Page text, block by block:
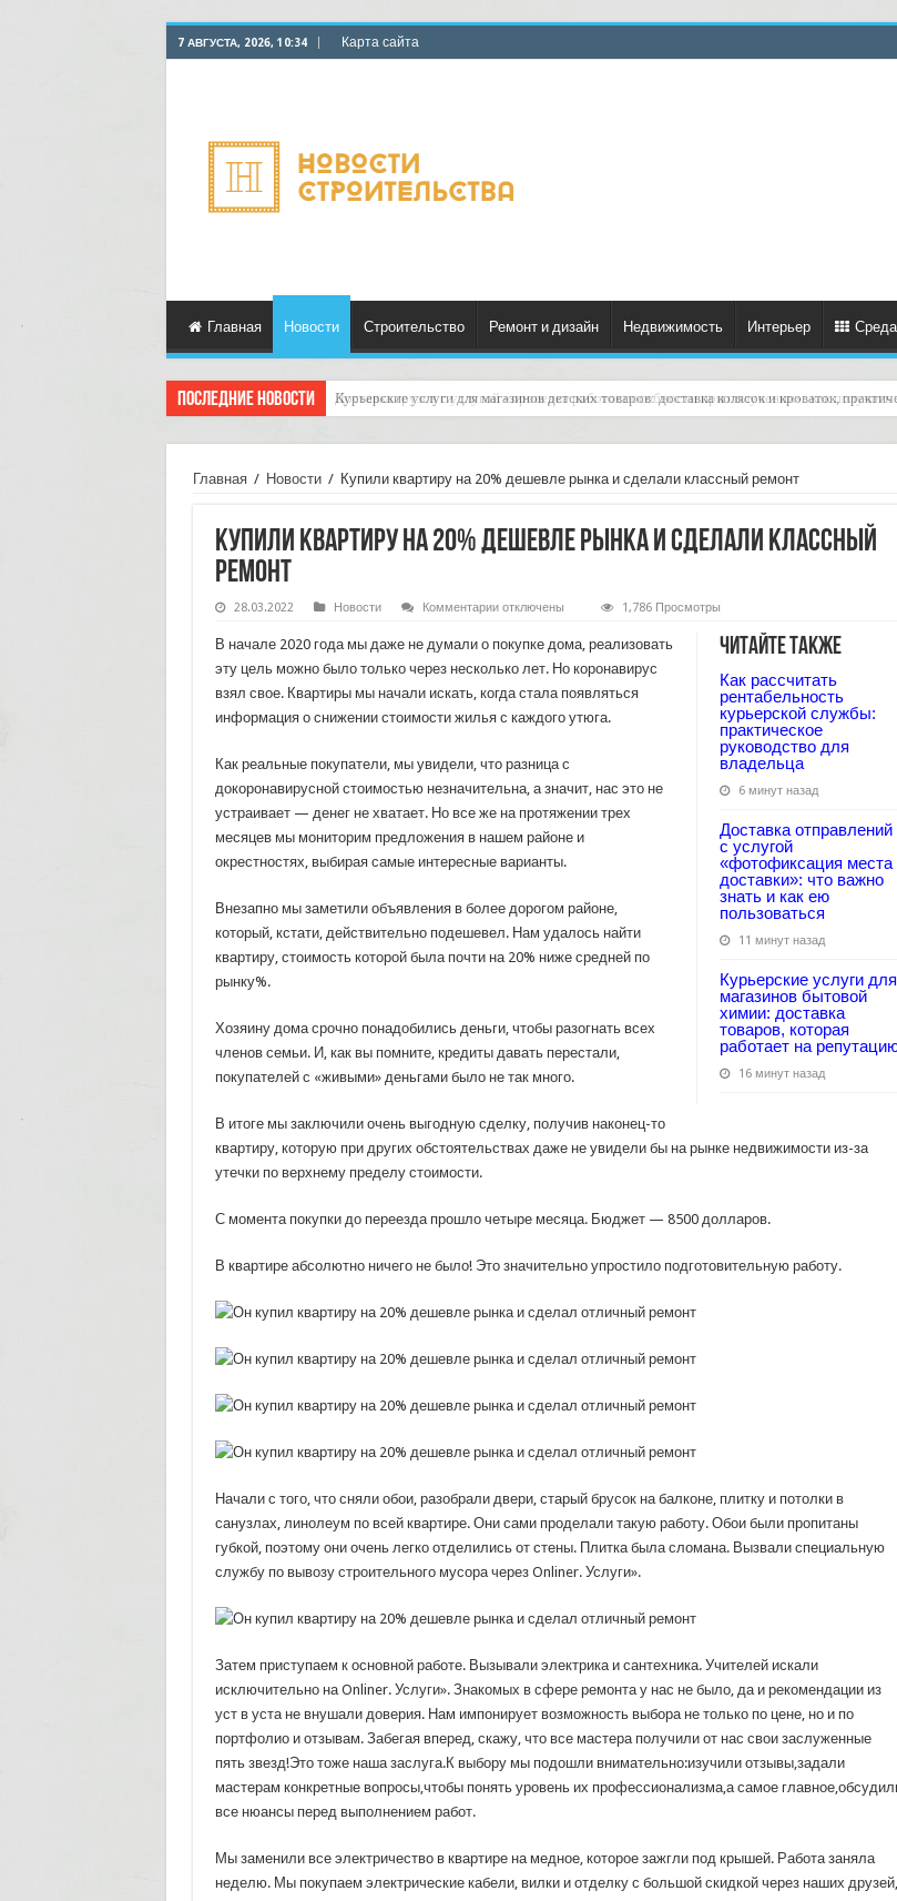
7 АВГУСТА, 2026, 10:34 Карта сайта
Главная Новости Строительство Ремонт и дизайн Недвижимость Интерьер Среда
Последние новости Курьерские услуги для магазинов детских товаров: доставка колясок и кроваток,
Главная / Новости / Купили квартиру на 20% дешевле рынка и сделали классный ремонт
Купили квартиру на 20% дешевле рынка и сделали классный
ремонт
28.03.2022 Новости Комментариик
квартиру
на
20%
дешевле
и
ремонт
отключены 1,786 Просмотры
Читайте также
Как рассчитать
рентабельность
курьерской службы:
практическое
руководство для
владельца
6 минут назад
Доставка отправлений
с услугой
«фотофиксация места
доставки»: что важно
знать и как ею
пользоваться
11 минут назад
Курьерские услуги для
магазинов бытовой
химии: доставка
товаров, которая
работает на
16 минут назад
В начале 2020 года мы даже не думали о покупке дома, реализовать
эту цель можно было только через несколько лет. Но коронавирус
взял свое. Квартиры мы начали искать, когда стала появляться
информация о снижении стоимости жилья с каждого утюга.
Как реальные покупатели, мы увидели, что разница с
докоронавирусной стоимостью незначительна, а значит, нас это не
устраивает — денег не хватает. Но все же на протяжении трех
месяцев мы мониторим предложения в нашем районе и
окрестностях, выбирая самые интересные варианты.
Внезапно мы заметили объявления в более дорогом районе,
который, кстати, действительно подешевел. Нам удалось найти
квартиру, стоимость которой была почти на 20% ниже средней по
рынку%.
Хозяину дома срочно понадобились деньги, чтобы разогнать всех
членов семьи. И, как вы помните, кредиты давать перестали,
покупателей с «живыми» деньгами было не так много.
В итоге мы заключили очень выгодную сделку, получив наконец-то
квартиру, которую при других обстоятельствах даже не увидели бы на рынке недвижимости из-за
утечки по верхнему пределу стоимости.
С момента покупки до переезда прошло четыре месяца. Бюджет — 8500 долларов.
В квартире абсолютно ничего не было! Это значительно упростило подготовительную работу.
Начали с того, что сняли обои, разобрали двери, старый брусок на балконе, плитку и потолки в
санузлах, линолеум по всей квартире. Они сами проделали такую ​​работу. Обои были пропитаны
губкой, поэтому они очень легко отделились от стены. Плитка была сломана. Вызвали специальную
службу по вывозу строительного мусора через Onliner. Услуги».
Затем приступаем к основной работе. Вызывали электрика и сантехника. Учителей искали
исключительно на Onliner. Услуги». Знакомых в сфере ремонта у нас не было, да и рекомендации из
уст в уста не внушали доверия. Нам импонирует возможность выбора не только по цене, но и по
портфолио и отзывам. Забегая вперед, скажу, что все мастера получили от нас свои заслуженные
пять звезд!Это тоже наша заслуга.К выбору мы подошли внимательно:изучили отзывы,задали
мастерам конкретные вопросы,чтобы понять уровень их профессионализма,а самое
все нюансы перед выполнением работ.
Мы заменили все электричество в квартире на медное, которое зажгли под крышей. Работа заняла
неделю. Мы покупаем электрические кабели, вилки и отделку с большой скидкой через наших друзей,